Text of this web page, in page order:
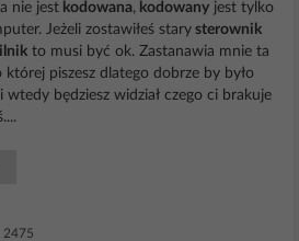
nie jest kodowana, kodowany jest tylko
Jeżeli zostawiłeś stary sterownik
to musi być ok. Zastanawia mnie ta
piszesz dlatego dobrze by było
wtedy będziesz widział czego ci brakuje